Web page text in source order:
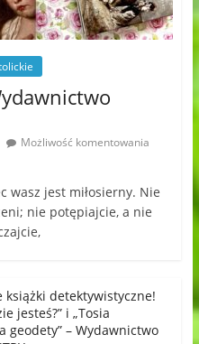
Możliwość komentowania
wasz jest miłosierny. Nie
nie potępiajcie, a nie
książki detektywistyczne!
jesteś?” i „Tosia
geodety” – Wydawnictwo